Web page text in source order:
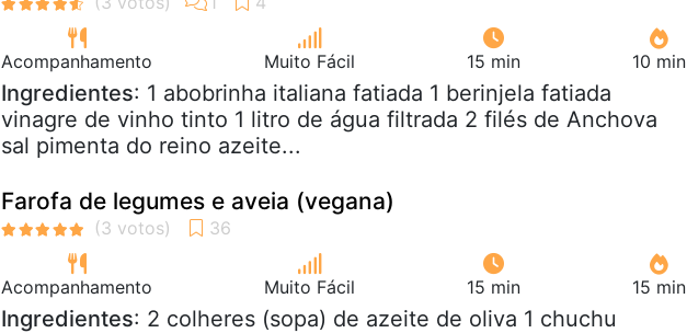
Acompanhamento Muito Fácil 15 min 10 min
Ingredientes: 1 abobrinha italiana fatiada 1 berinjela fatiada
vinagre de vinho tinto 1 litro de água filtrada 2 filés de Anchova
sal pimenta do reino azeite...
Farofa de legumes e aveia (vegana)
Acompanhamento Muito Fácil 15 min 15 min
Ingredientes: 2 colheres (sopa) de azeite de oliva 1 chuchu